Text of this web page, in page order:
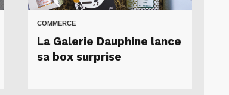
COMMERCE
La Galerie Dauphine lance
sa box surprise